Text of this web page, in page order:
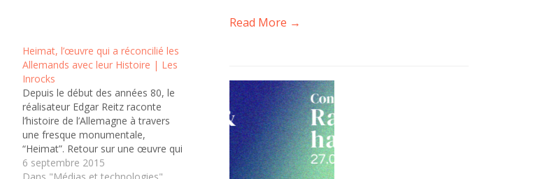
Heimat, l’œuvre qui a réconcilié les
Allemands avec leur Histoire | Les
Inrocks
Depuis le début des années 80, le
réalisateur Edgar Reitz raconte
l’histoire de l’Allemagne à travers
une fresque monumentale,
“Heimat”. Retour sur une œuvre qui
a fait ressurgir un passé largement
occulté. En bouclant le troisième
6 septembre 2015
Dans "Médias et technologies"
Read More →